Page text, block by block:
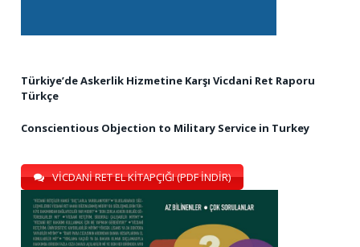
Türkiye’de Askerlik Hizmetine Karşı Vicdani Ret Raporu
Türkçe
Conscientious Objection to Military Service in Turkey
VİCDANİ RET EL KİTAPÇIĞI (PDF İNDİR)